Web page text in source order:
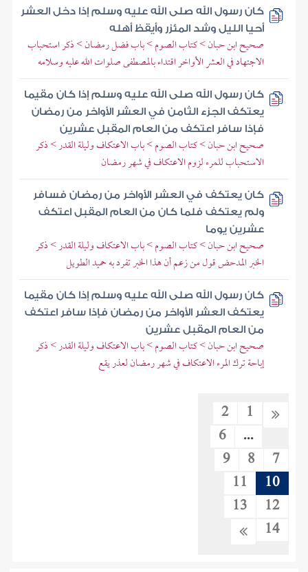
كان رسول الله صلى الله عليه وسلم إذا دخل العشر
أحيا الليل وشد المئزر وأيقظ أهله
صحيح ابن حبان > كتاب الصوم > باب فضل رمضان > ذكر استحباب
الاجتهاد في العشر الأواخر اقتداء بالمصطفى صلوات الله عليه وسلامه
كان رسول الله صلى الله عليه وسلم إذا كان مقيما
يعتكف الجزء الثامن في العشر الأواخر من رمضان
فإذا سافر اعتكف من العام المقبل عشرين
صحيح ابن حبان > كتاب الصوم > باب الاعتكاف وليلة القدر > ذكر
الاستحباب للمرء لزوم الاعتكاف في شهر رمضان
كان يعتكف في العشر الأواخر من رمضان فسافر
ولم يعتكف فلما كان من العام المقبل اعتكف
عشرين يوما
صحيح ابن حبان > كتاب الصوم > باب الاعتكاف وليلة القدر > ذكر
الخبر المدحض قول من زعم أن هذا الخبر تفرد به حميد الطويل
كان رسول الله صلى الله عليه وسلم إذا كان مقيما
يعتكف العشر الأواخر من رمضان فإذا سافر اعتكف
من العام المقبل عشرين
صحيح ابن حبان > كتاب الصوم > باب الاعتكاف وليلة القدر > ذكر
إباحة ترك المرء الاعتكاف في شهر رمضان لعذر يقع
1
2
...
6
7
8
9
10
11
12
13
14